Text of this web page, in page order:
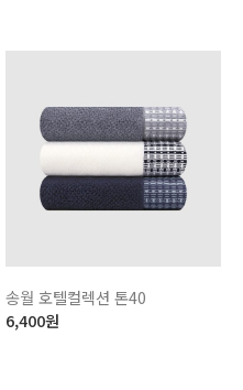
송월 호텔컬렉션 톤40
6,400원